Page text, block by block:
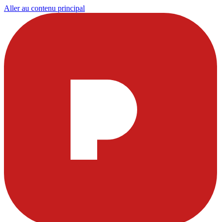
Aller au contenu principal